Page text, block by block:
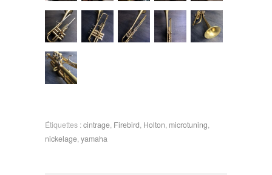
Étiquettes :cintrage, Firebird, Holton, microtuning,
nickelage,yamaha